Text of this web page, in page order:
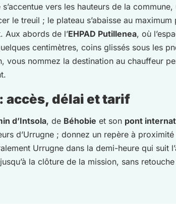
vers les hauteurs de la commune,
le treuil ; le plateau s’abaisse au
Aux abords de l’EHPAD Putillenea, où
centimètres, coins glissés sous les
vous nommez la destination au chauffeur
accès, délai et tarif
d’Intsola, de Béhobie et son pont
d’Urrugne ; donnez un repère à
Urrugne dans la demi-heure qui suit
la clôture de la mission, sans